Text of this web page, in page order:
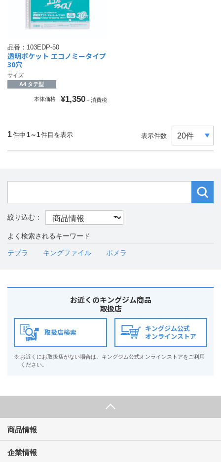
品番： 103EDP-50
透明ポケット エコノミータイプ
30穴
サイズ
A4 タテ型
本体価格 ¥1,350＋消費税
1件中 1～1件目を表示 表示件数
よく検索されるキーワード
テプラ キングファイル ポメラ
お近くのキングジム商品
取扱店
取扱店検索
キングジム公式
オンラインストア
※ お近くにお取扱店がない場合は、キングジム公式オンラインストアをご利用
ください。
商品情報
企業情報